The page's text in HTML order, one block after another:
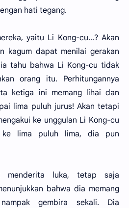
hati tegang.
yaitu Li Kong-cu...? Akan
kagum dapat menilai gerakan
tahu bahwa Li Kong-cu tidak
orang itu. Perhitungannya
ketiga ini memang lihai dan
lima puluh jurus! Akan tetapi
ke unggulan Li Kong-cu
ke lima puluh lima, dia pun
menderita luka, tetap saja
bahwa dia memang
gembira sekali. Dia